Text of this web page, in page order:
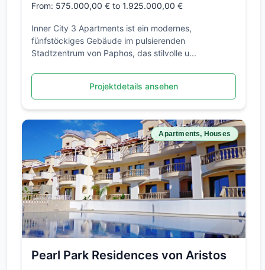
From: 575.000,00 € to 1.925.000,00 €
Inner City 3 Apartments ist ein modernes,
fünfstöckiges Gebäude im pulsierenden
Stadtzentrum von Paphos, das stilvolle u...
Projektdetails ansehen
Apartments, Houses
Pearl Park Residences von Aristos